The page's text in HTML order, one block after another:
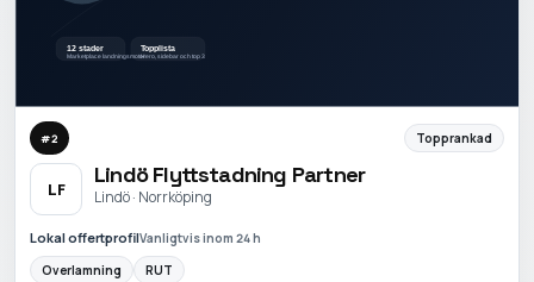
#2 Topprankad
LF
Lindö Flyttstadning Partner
Lindö · Norrköping
Lokal offertprofilVanligtvis inom 24 h
Overlamning
RUT